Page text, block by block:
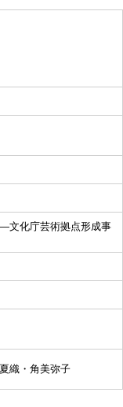
文化庁芸術拠点形成事
織・角美弥子